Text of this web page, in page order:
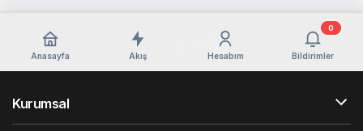
Anasayfa Akış Hesabım Bildirimler
0
Kurumsal